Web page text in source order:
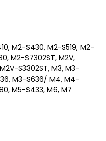
M2-S430, M2-S519, M2-
M2-S7302ST, M2V,
S3302ST, M3, M3-
M3-S636/ M4, M4-
M5-S433, M6, M7